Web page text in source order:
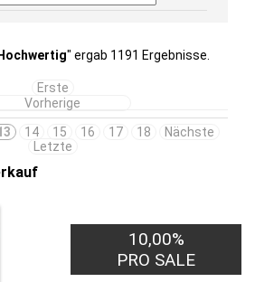
Hochwertig" ergab 1191 Ergebnisse.
Erste
Vorherige
14 15 16 17 18
Nächste
Letzte
10,00%
PRO SALE